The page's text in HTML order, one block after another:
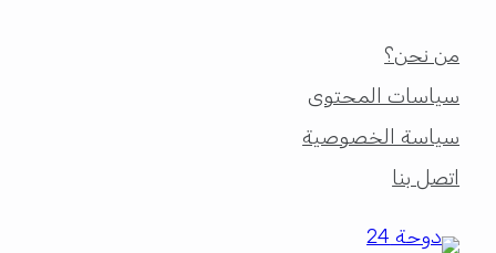
من نحن؟
سياسات المحتوى
سياسة الخصوصية
اتصل بنا